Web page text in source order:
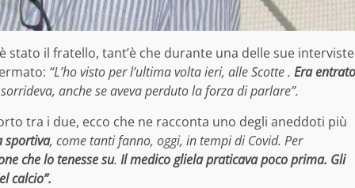
stato il fratello, tant’è che durante una delle sue interviste
“L’ho visto per l’ultima volta ieri, alle Scotte . Era entrato
anche se aveva perduto la forza di parlare”.
tra i due, ecco che ne racconta uno degli aneddoti più
sportiva, come tanti fanno, oggi, in tempi di Covid. Per
che lo tenesse su. Il medico gliela praticava poco prima. Gli
calcio”.